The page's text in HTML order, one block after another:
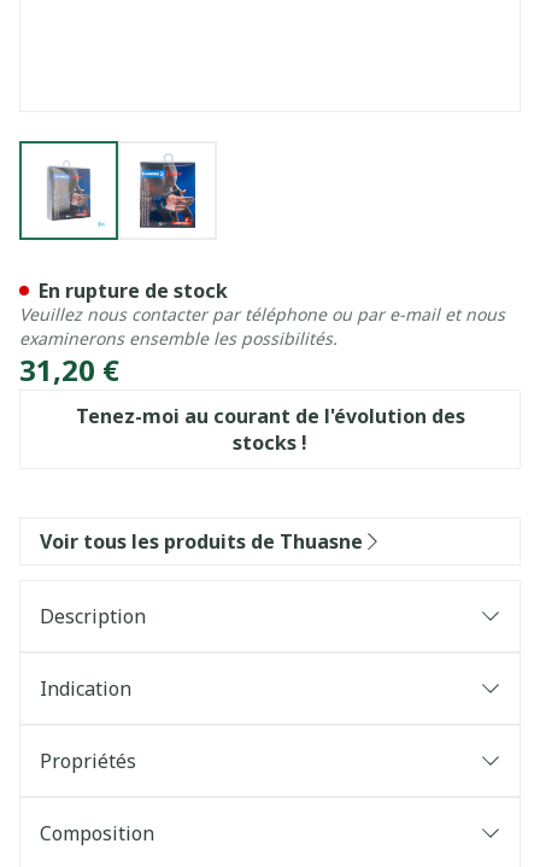
View larger imageView larger image
31,20 €
Tenez-moi au courant de l'évolution des
stocks !
En rupture de stock
Veuillez nous contacter par téléphone ou par e-mail et nous
examinerons ensemble les possibilités.
Voir tous les produits de Thuasne
Description
Indication
Propriétés
Caoutchouc synthétique (SBR) avec impression en
Composition